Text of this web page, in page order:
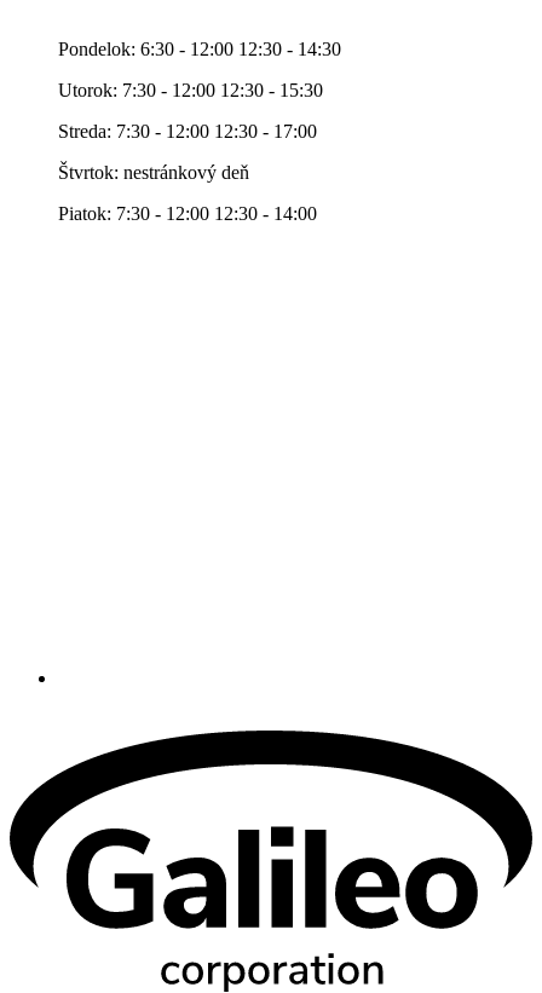
Pondelok: 6:30 - 12:00 12:30 - 14:30
Utorok: 7:30 - 12:00 12:30 - 15:30
Streda: 7:30 - 12:00 12:30 - 17:00
Štvrtok: nestránkový deň
Piatok: 7:30 - 12:00 12:30 - 14:00